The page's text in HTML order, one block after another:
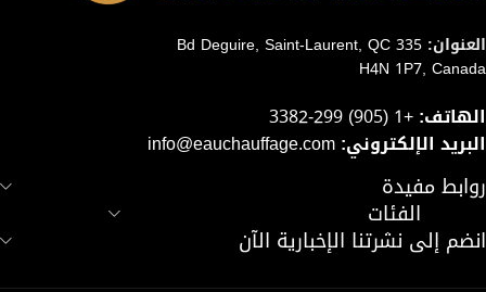
العنوان:
335 Bd Deguire, Saint-Laurent, QC
H4N 1P7, Canada
الهاتف:+1 (905) 299-3382
البريد الإلكتروني:info@eauchauffage.com
روابط مفيدة
الفئات
انضم إلى نشرتنا الإخبارية الآن